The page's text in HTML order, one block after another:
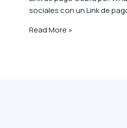
sociales con un Link de
Read More »